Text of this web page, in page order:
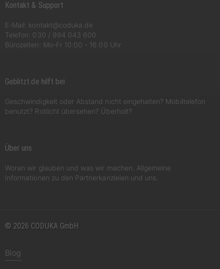
Kontakt & Support
E-Mail: kontakt@coduka.de
Telefon: 030 / 994 043 600
Bürozeiten: Mo-Fr 10:00 - 16:00 Uhr
Geblitzt.de hilft bei
Geschwindigkeit oder Abstand nicht eingehalten? Mobiltelefon
benutzt? Rotlicht übersehen? Überholt?
Über uns
Woran wir glauben und was wir machen. Allgemeine
Informationen zu den Partnerkanzleien und uns.
© 2026 CODUKA GmbH
Blog